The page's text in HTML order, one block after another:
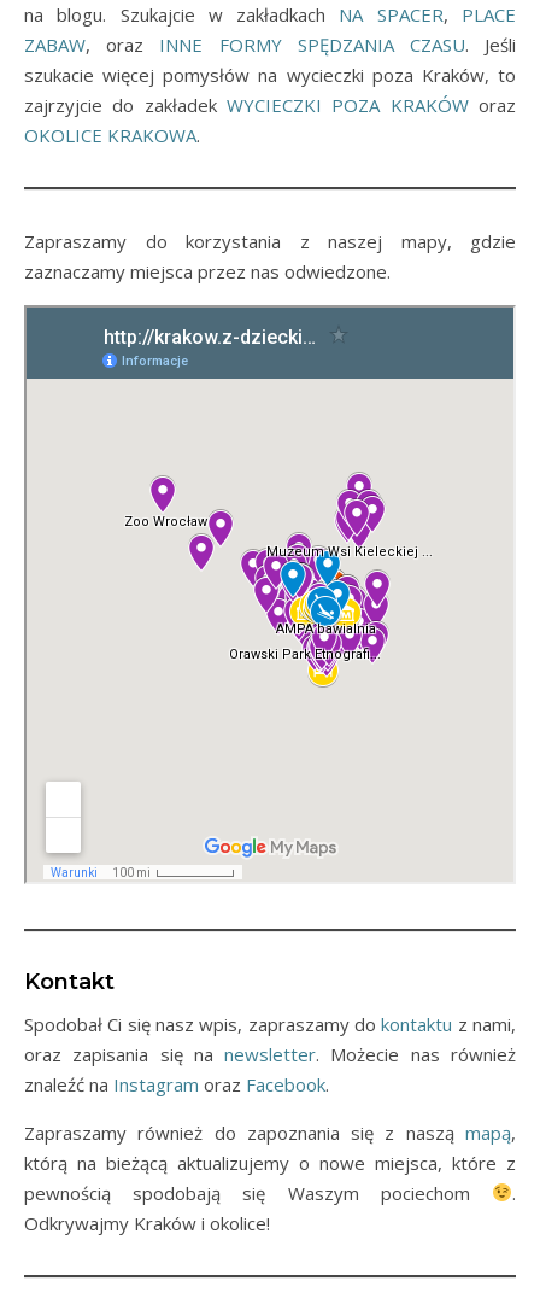
na blogu. Szukajcie w zakładkach NA SPACER, PLACE
ZABAW, oraz INNE FORMY SPĘDZANIA CZASU. Jeśli
szukacie więcej pomysłów na wycieczki poza Kraków, to
zajrzyjcie do zakładek WYCIECZKI POZA KRAKÓWoraz
OKOLICE KRAKOWA.
Zapraszamy do korzystania z naszej mapy, gdzie
zaznaczamy miejsca przez nas odwiedzone.
Kontakt
Spodobał Ci się nasz wpis, zapraszamy dokontaktu z nami,
oraz zapisania się nanewsletter. Możecie nas również
znaleźć na Instagram oraz Facebook.
Zapraszamy również do zapoznania się z naszą mapą,
którą na bieżącą aktualizujemy o nowe miejsca, które z
pewnością spodobają się Waszym pociechom
.
Odkrywajmy Kraków i okolice!